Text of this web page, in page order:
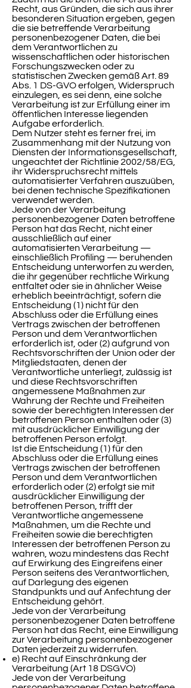
Recht, aus Gründen, die sich aus ihrer
besonderen Situation ergeben, gegen
die sie betreffende Verarbeitung
personenbezogener Daten, die bei
dem Verantwortlichen zu
wissenschaftlichen oder historischen
Forschungszwecken oder zu
statistischen Zwecken gemäß Art. 89
Abs. 1 DS-GVO erfolgen, Widerspruch
einzulegen, es sei denn, eine solche
Verarbeitung ist zur Erfüllung einer im
öffentlichen Interesse liegenden
Aufgabe erforderlich.
Dem Nutzer steht es ferner frei, im
Zusammenhang mit der Nutzung von
Diensten der Informationsgesellschaft,
ungeachtet der Richtlinie 2002/58/EG,
ihr Widerspruchsrecht mittels
automatisierter Verfahren auszuüben,
bei denen technische Spezifikationen
verwendet werden.
Jede von der Verarbeitung
personenbezogener Daten betroffene
Person hat das Recht, nicht einer
ausschließlich auf einer
automatisierten Verarbeitung —
einschließlich Profiling — beruhenden
Entscheidung unterworfen zu werden,
die ihr gegenüber rechtliche Wirkung
entfaltet oder sie in ähnlicher Weise
erheblich beeinträchtigt, sofern die
Entscheidung (1) nicht für den
Abschluss oder die Erfüllung eines
Vertrags zwischen der betroffenen
Person und dem Verantwortlichen
erforderlich ist, oder (2) aufgrund von
Rechtsvorschriften der Union oder der
Mitgliedstaaten, denen der
Verantwortliche unterliegt, zulässig ist
und diese Rechtsvorschriften
angemessene Maßnahmen zur
Wahrung der Rechte und Freiheiten
sowie der berechtigten Interessen der
betroffenen Person enthalten oder (3)
mit ausdrücklicher Einwilligung der
betroffenen Person erfolgt.
Ist die Entscheidung (1) für den
Abschluss oder die Erfüllung eines
Vertrags zwischen der betroffenen
Person und dem Verantwortlichen
erforderlich oder (2) erfolgt sie mit
ausdrücklicher Einwilligung der
betroffenen Person, trifft der
Verantwortliche angemessene
Maßnahmen, um die Rechte und
Freiheiten sowie die berechtigten
Interessen der betroffenen Person zu
wahren, wozu mindestens das Recht
auf Erwirkung des Eingreifens einer
Person seitens des Verantwortlichen,
auf Darlegung des eigenen
Standpunkts und auf Anfechtung der
Entscheidung gehört.
Jede von der Verarbeitung
personenbezogener Daten betroffene
Person hat das Recht, eine Einwilligung
zur Verarbeitung personenbezogener
Daten jederzeit zu widerrufen.
e) Recht auf Einschränkung der
Verarbeitung (Art 18 DSGVO)
Jede von der Verarbeitung